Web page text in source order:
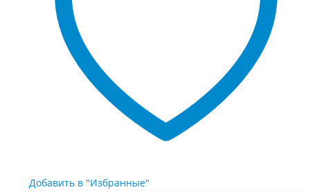
Добавить в "Избранные"